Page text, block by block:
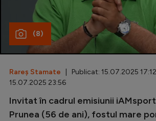
Diverse
Inedit
Clasamente
Champions League
(8)
Rareș Stamate | Publicat: 15.07.2025
15.07.2025 23:56
Invitat în cadrul emisiunii iAMsport
Prunea (56 de ani), fostul mare